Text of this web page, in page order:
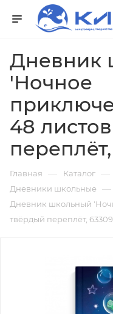
Дневник
'Ночное
48
Главная — Каталог —
Дневники школьные —
Дневник школьный
твёрдый переплёт, 63309